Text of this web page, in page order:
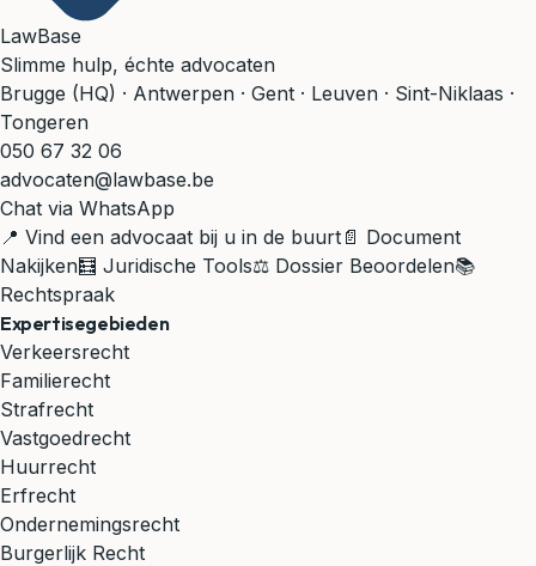
LawBase
Slimme hulp, échte advocaten
Brugge (HQ) · Antwerpen · Gent · Leuven · Sint-Niklaas ·
Tongeren
050 67 32 06
advocaten@lawbase.be
Chat via WhatsApp
📍 Vind een advocaat bij u in de buurt 📄 Document
Nakijken🧮 Juridische Tools⚖️ Dossier Beoordelen📚
Rechtspraak
Expertisegebieden
Verkeersrecht
Familierecht
Strafrecht
Vastgoedrecht
Huurrecht
Erfrecht
Ondernemingsrecht
Burgerlijk Recht